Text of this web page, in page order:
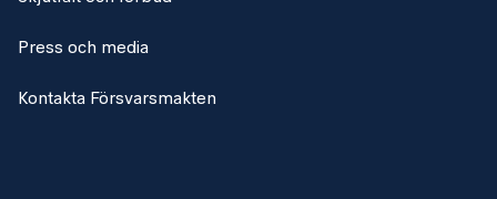
Press och media
Kontakta Försvarsmakten